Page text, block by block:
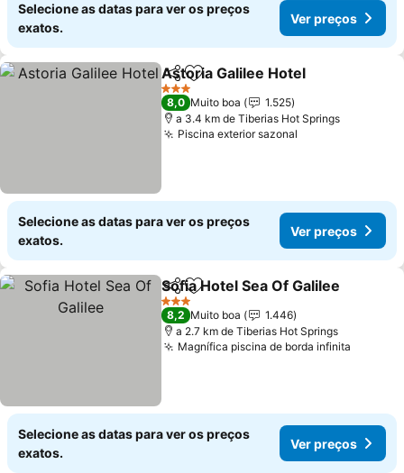
Selecione as datas para ver os preços
exatos.
Ver preços
PartilharAdicionar aos favoritos
Astoria Galilee Hotel
3 Estrelas
8,0 Muito boa
1.525
a 3.4 km de Tiberias Hot Springs
Piscina exterior sazonal
Selecione as datas para ver os preços
exatos.
Ver preços
PartilharAdicionar aos favoritos
Sofia Hotel Sea Of Galilee
3 Estrelas
8,2 Muito boa
1.446
a 2.7 km de Tiberias Hot Springs
Magnífica piscina de borda infinita
Selecione as datas para ver os preços
exatos.
Ver preços